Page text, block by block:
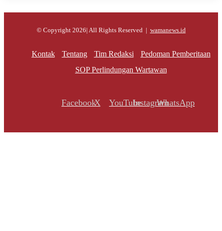
© Copyright 2026| All Rights Reserved | wamanews.id
Kontak Tentang Tim Redaksi
Pedoman Pemberitaan
SOP Perlindungan Wartawan
FacebookX YouTubeInstagramWhatsApp